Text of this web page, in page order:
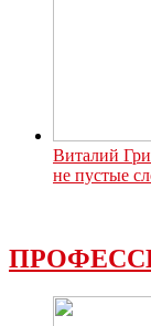
Виталий
не пустые